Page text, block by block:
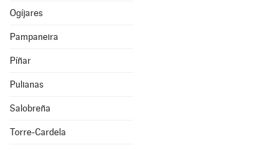
Ogíjares
Pampaneira
Píñar
Pulianas
Salobreña
Torre-Cardela